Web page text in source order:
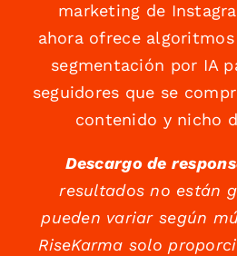
marketing de
ahora ofrece
segmentación por IA
seguidores que se
contenido y nicho
Descargo de
resultados no están
pueden variar según
RiseKarma solo